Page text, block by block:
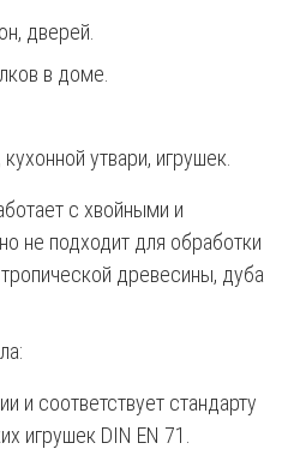
дверей.
в доме.
утвари, игрушек.
с хвойными и
не подходит для обработки
древесины, дуба
и соответствует стандарту
игрушек DIN EN 71.